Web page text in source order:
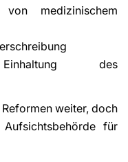
medizinischem
des
weiter, doch
für